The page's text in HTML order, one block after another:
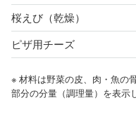
桜えび（乾燥）
ピザ用チーズ
※ 材料は野菜の皮、肉・魚の
部分の分量（調理量）を表示